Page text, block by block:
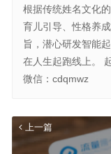
根据传统姓名文化
育儿引导、性格养
旨，潜心研发智能
在人生起跑线上。
微信：cdqmwz
上一篇